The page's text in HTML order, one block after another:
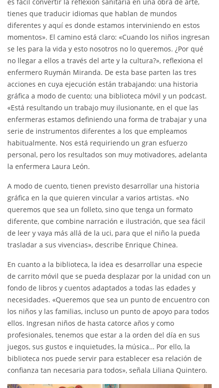
tienes que traducir idiomas que hablan de mundos
diferentes y aquí es donde estamos interviniendo en estos
momentos». El camino está claro: «Cuando los niños ingresan
se les para la vida y esto nosotros no lo queremos. ¿Por qué
no llegar a ellos a través del arte y la cultura?», reflexiona el
enfermero Ruymán Miranda. De esta base parten las tres
acciones en cuya ejecución están trabajando: una historia
gráfica a modo de cuento; una biblioteca móvil y un podcast.
«Está resultando un trabajo muy ilusionante, en el que las
enfermeras estamos definiendo una forma de trabajar y una
serie de instrumentos diferentes a los que empleamos
habitualmente. Nos está requiriendo un gran esfuerzo
personal, pero los resultados son muy motivadores, adelanta
la enfermera Laura León.
A modo de cuento, tienen previsto desarrollar una historia
gráfica en la que quieren vincular a varios artistas. «No
queremos que sea un folleto, sino que tenga un formato
diferente, que combine narración e ilustración, que sea fácil
de leer y vaya más allá de la uci, para que el niño la pueda
trasladar a sus vivencias», describe Enrique Chinea.
En cuanto a la biblioteca, la idea es desarrollar una especie
de carrito móvil que se pueda desplazar por la unidad con un
fondo de libros y cuentos adaptados a todas las edades y
necesidades. «Queremos que sea un punto de encuentro con
los niños y las familias, incluso un punto de apoyo para todos
ellos. Ingresan niños de hasta catorce años y como
profesionales, tenemos que estar a la orden del día en sus
juegos, sus gustos e inquietudes, la música… Por ello, la
biblioteca nos puede servir para establecer esa relación de
confianza tan necesaria para todos», señala Liliana Quintero.